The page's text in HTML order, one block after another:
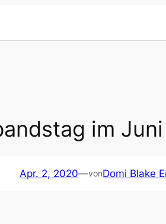
im
Apr. 2, 2020—vonDomi Blake